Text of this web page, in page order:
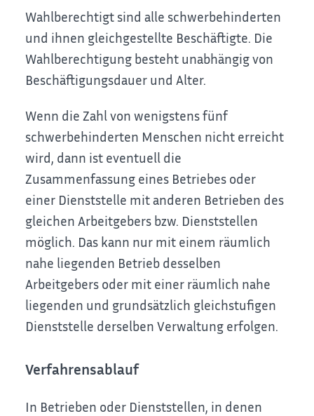
Wahlberechtigt sind alle schwerbehinderten
und ihnen gleichgestellte Beschäftigte. Die
Wahlberechtigung besteht unabhängig von
Beschäftigungsdauer und Alter.
Wenn die Zahl von wenigstens fünf
schwerbehinderten Menschen nicht erreicht
wird, dann ist eventuell die
Zusammenfassung eines Betriebes oder
einer Dienststelle mit anderen Betrieben des
gleichen Arbeitgebers bzw. Dienststellen
möglich. Das kann nur mit einem räumlich
nahe liegenden Betrieb desselben
Arbeitgebers oder mit einer räumlich nahe
liegenden und grundsätzlich gleichstufigen
Dienststelle derselben Verwaltung erfolgen.
Verfahrensablauf
In Betrieben oder Dienststellen, in denen